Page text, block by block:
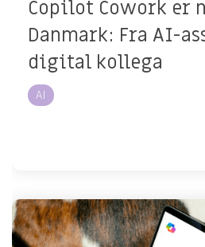
Copilot Cowork er
Danmark: Fra AI-
digital kollega
AI